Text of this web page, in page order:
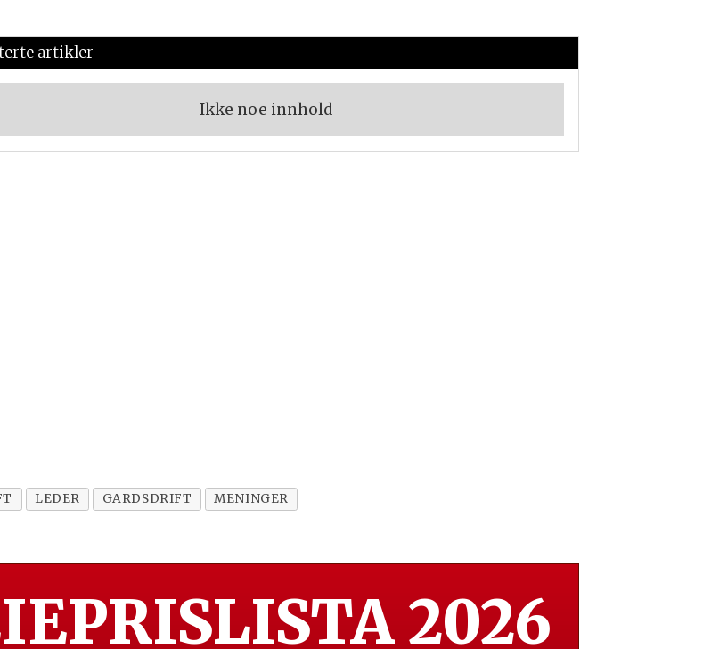
artikler
Ikke noe innhold
LEDER GARDSDRIFT MENINGER
2026